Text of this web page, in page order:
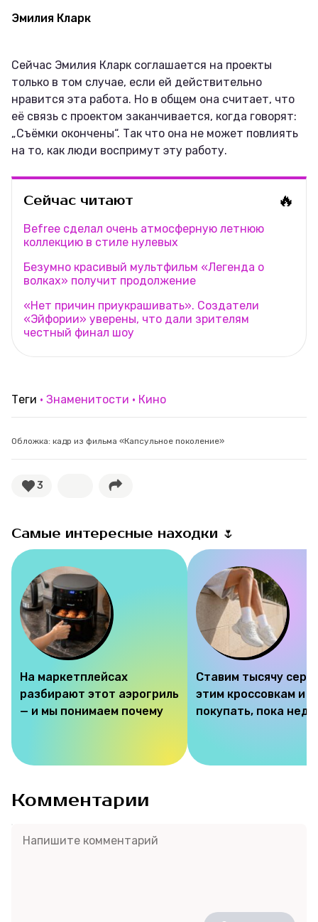
Эмилия Кларк
Сейчас Эмилия Кларк соглашается на проекты
только в том случае, если ей действительно
нравится эта работа. Но в общем она считает, что
её связь с проектом заканчивается, когда говорят:
„Съёмки окончены“. Так что она не может повлиять
на то, как люди воспримут эту работу.
Сейчас читают 🔥
Befree сделал очень атмосферную летнюю
коллекцию в стиле нулевых
Безумно красивый мультфильм «Легенда о
волках» получит продолжение
«Нет причин приукрашивать». Создатели
«Эйфории» уверены, что дали зрителям
честный финал шоу
Теги Знаменитости Кино
Обложка: кадр из фильма «Капсульное поколение»
3
Самые интересные находки 🌷
На маркетплейсах
разбирают этот аэрогриль
— и мы понимаем почему
Ставим тысячу
этим кроссовкам и
покупать, пока
Комментарии